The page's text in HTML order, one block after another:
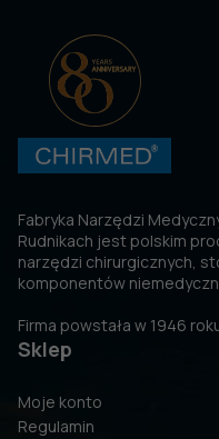
Fabryka Narzędzi
Rudnikach jest polskim
narzędzi chirurgicznych,
komponentów
Firma powstała w 1946
Sklep
Moje konto
Regulamin